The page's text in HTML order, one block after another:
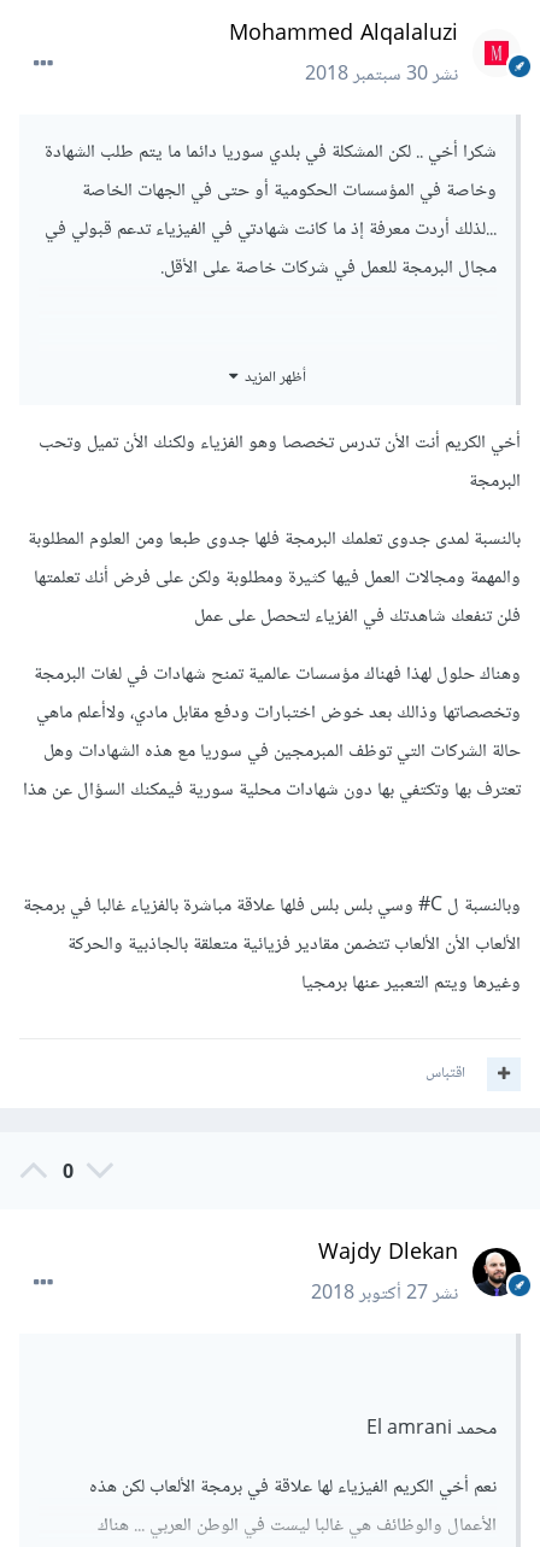
Mohammed Alqalaluzi
نشر30 سبتمبر 2018
شكرا أخي .. لكن المشكلة في بلدي سوريا دائما ما يتم طلب الشهادة
وخاصة في المؤسسات الحكومية أو حتى في الجهات الخاصة
...لذلك أردت معرفة إذ ما كانت شهادتي في الفيزياء تدعم قبولي في
مجال البرمجة للعمل في شركات خاصة على الأقل.
شكرا للإجابة ...كي أكون أكثر دقة لقد درست مواد في الهندسة
المعلوماتية الجامعة الافتراضية السورية بجانب دراستي للفيزياء
بجامعة دمشق (لم استطع المتابعة لإشكالات قانونية في بلدي تمنع
الجمع بين دراستين متزامنتين)
الفكرة عموما أن الفيزياء لا تحوي مواد دراسة متخصصة نوعا ما في
البرمجة كما هو الحال في علوم الحاسب أو الهندسة المعلوماتية
فقط يوجد مواد نظرية تجريدية ولغة برمجة وحيد تعلمتها في
السنة الثالثة ألا وهي ال MATLAB وبشكل مبسط أيضا ... من هنا
تقريبا بدأت بتعلم البرمجة وحب الكمبيوتر
بالنسبة للألعاب تحتاج لغات برمجة ال c++/c او c# لا علاقة
للفيزياء بها بشكل مباشر .... الفيزياء أقرب للجسم الصلب (معمارية
الحاسب "الهارد وير") لأننا درسنا مخابر للإلكترونيات والدارات
أظهر المزيد
أخي الكريم أنت الأن تدرس تخصصا وهو الفزياء ولكنك الأن تميل وتحب
البرمجة
بالنسبة لمدى جدوى تعلمك البرمجة فلها جدوى طبعا ومن العلوم المطلوبة
والمهمة ومجالات العمل فيها كثيرة ومطلوبة ولكن على فرض أنك تعلمتها
فلن تنفعك شاهدتك في الفزياء لتحصل على عمل
وهناك حلول لهذا فهناك مؤسسات عالمية تمنح شهادات في لغات البرمجة
وتخصصاتها وذالك بعد خوض اختبارات ودفع مقابل مادي، ولاأعلم ماهي
حالة الشركات التي توظف المبرمجين في سوريا مع هذه الشهادات وهل
تعترف بها وتكتفي بها دون شهادات محلية سورية فيمكنك السؤال عن هذا
وبالنسبة ل C# وسي بلس بلس فلها علاقة مباشرة بالفزياء غالبا في برمجة
الألعاب الأن الألعاب تتضمن مقادير فزيائية متعلقة بالجاذبية والحركة
وغيرها ويتم التعبير عنها برمجيا
اقتباس
0
Wajdy Dlekan
نشر27 أكتوبر 2018
محمد El amrani
نعم أخي الكريم الفيزياء لها علاقة في برمجة الألعاب لكن هذه
الأعمال والوظائف هي غالبا ليست في الوطن العربي ... هناك